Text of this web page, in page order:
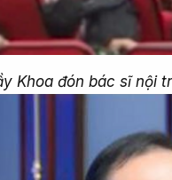
Khoa đón bác sĩ nội